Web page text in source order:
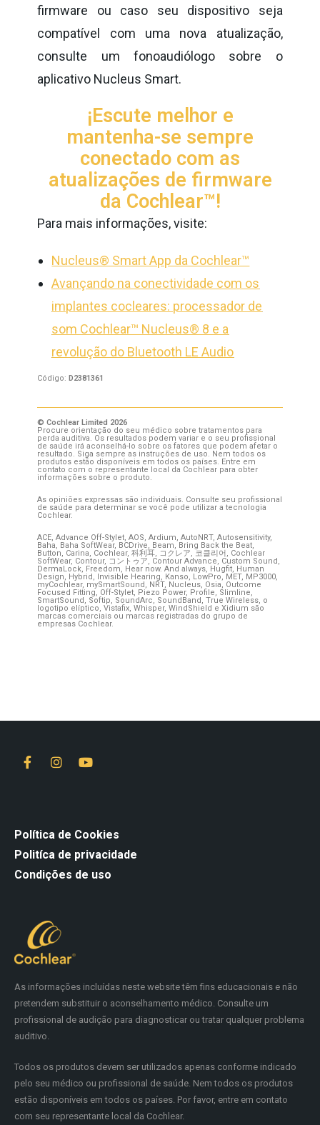
firmware ou caso seu dispositivo seja
compatível com uma nova atualização,
consulte um fonoaudiólogo sobre o
aplicativo Nucleus Smart.
¡Escute melhor e
mantenha-se sempre
conectado com as
atualizações de firmware
da Cochlear™!
Para mais informações, visite:
Nucleus® Smart App da Cochlear™
Avançando na conectividade com os
implantes cocleares: processador de
som Cochlear™ Nucleus® 8 e a
revolução do Bluetooth LE Audio
Código: D2381361
© Cochlear Limited 2026
Procure orientação do seu médico sobre tratamentos para
perda auditiva. Os resultados podem variar e o seu profissional
de saúde irá aconselhá-lo sobre os fatores que podem afetar o
resultado. Siga sempre as instruções de uso. Nem todos os
produtos estão disponíveis em todos os países. Entre em
contato com o representante local da Cochlear para obter
informações sobre o produto.
As opiniões expressas são individuais. Consulte seu profissional
de saúde para determinar se você pode utilizar a tecnologia
Cochlear.
ACE, Advance Off-Stylet, AOS, Ardium, AutoNRT, Autosensitivity,
Baha, Baha SoftWear, BCDrive, Beam, Bring Back the Beat,
Button, Carina, Cochlear, 科利耳, コクレア, 코클리어, Cochlear
SoftWear, Contour, コントゥア, Contour Advance, Custom Sound,
DermaLock, Freedom, Hear now. And always, Hugfit, Human
Design, Hybrid, Invisible Hearing, Kanso, LowPro, MET, MP3000,
myCochlear, mySmartSound, NRT, Nucleus, Osia, Outcome
Focused Fitting, Off-Stylet, Piezo Power, Profile, Slimline,
SmartSound, Softip, SoundArc, SoundBand, True Wireless, o
logotipo elíptico, Vistafix, Whisper, WindShield e Xidium são
marcas comerciais ou marcas registradas do grupo de
empresas Cochlear.
As informações incluídas neste website têm fins educacionais e não
pretendem substituir o aconselhamento médico. Consulte um
profissional de audição para diagnosticar ou tratar qualquer problema
auditivo.
Todos os produtos devem ser utilizados apenas conforme indicado
pelo seu médico ou profissional de saúde. Nem todos os produtos
estão disponíveis em todos os países. Por favor, entre em contato
com seu representante local da Cochlear.
Política de Cookies
Politíca de privacidade
Condições de uso